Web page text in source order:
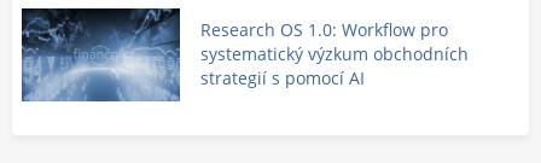
Research OS 1.0: Workflow pro
systematický výzkum obchodních
strategií s pomocí AI